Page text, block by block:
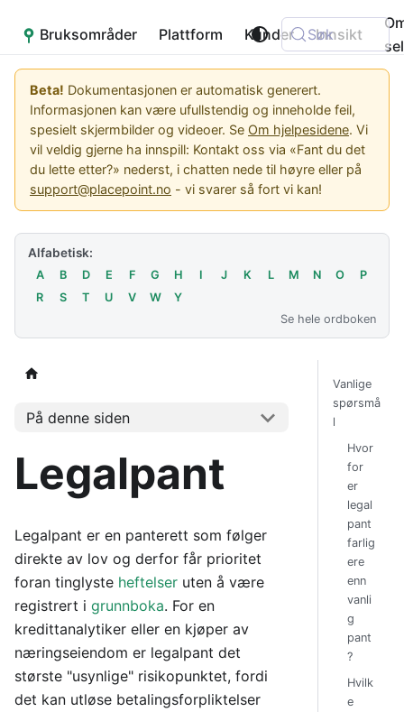
Placepoint
Bruksområder Plattform Kunder Innsikt
Søk
Beta! Dokumentasjonen er automatisk generert.
Informasjonen kan være ufullstendig og inneholde feil,
spesielt skjermbilder og videoer. Se Om hjelpesidene. Vi
vil veldig gjerne ha innspill: Kontakt oss via «Fant du det
du lette etter?» nederst, i chatten nede til høyre eller på
support@placepoint.no - vi svarer så fort vi kan!
Alfabetisk:
A B D E F G H I J K L M N O
P
R
S T U V W
Y
Se hele ordboken
På denne siden
Legalpant
Legalpant er en panterett som følger
direkte av lov og derfor får prioritet
foran tinglyste heftelser uten å være
registrert i grunnboka. For en
kredittanalytiker eller en kjøper av
næringseiendom er legalpant det
største "usynlige" risikopunktet, fordi
det kan utløse betalingsforpliktelser
Vanlige
spørsmå
l
Hvor
for
er
legal
pant
farlig
ere
enn
vanli
g
pant
?
Hvilk
e